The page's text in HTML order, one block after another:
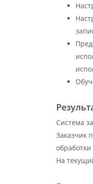
Система
Заказчик
На